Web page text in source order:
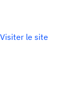
Visiter le site